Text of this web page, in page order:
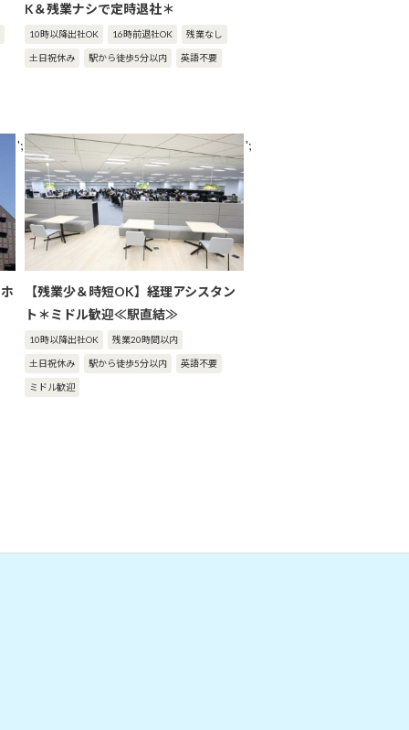
K＆残業ナシで定時退社＊
10時以降出社OK 16時前退社OK 残業なし
土日祝休み 駅から徒歩5分以内 英語不要
';
【残業少＆時短OK】経理アシスタン
ト＊ミドル歓迎≪駅直結≫
10時以降出社OK 残業20時間以内
土日祝休み 駅から徒歩5分以内 英語不要
ミドル歓迎
';